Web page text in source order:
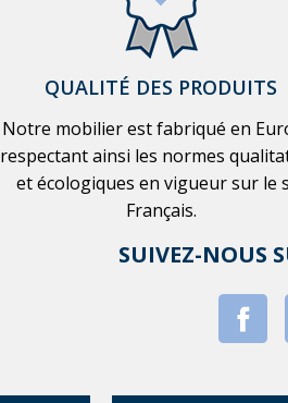
QUALITÉ DES PRODUITS
Notre mobilier est fabriqué en
respectant ainsi les normes
et écologiques en vigueur sur le
Français.
SUIVEZ-NOUS